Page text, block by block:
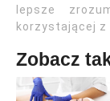
lepsze
korzystającej z
Zobacz